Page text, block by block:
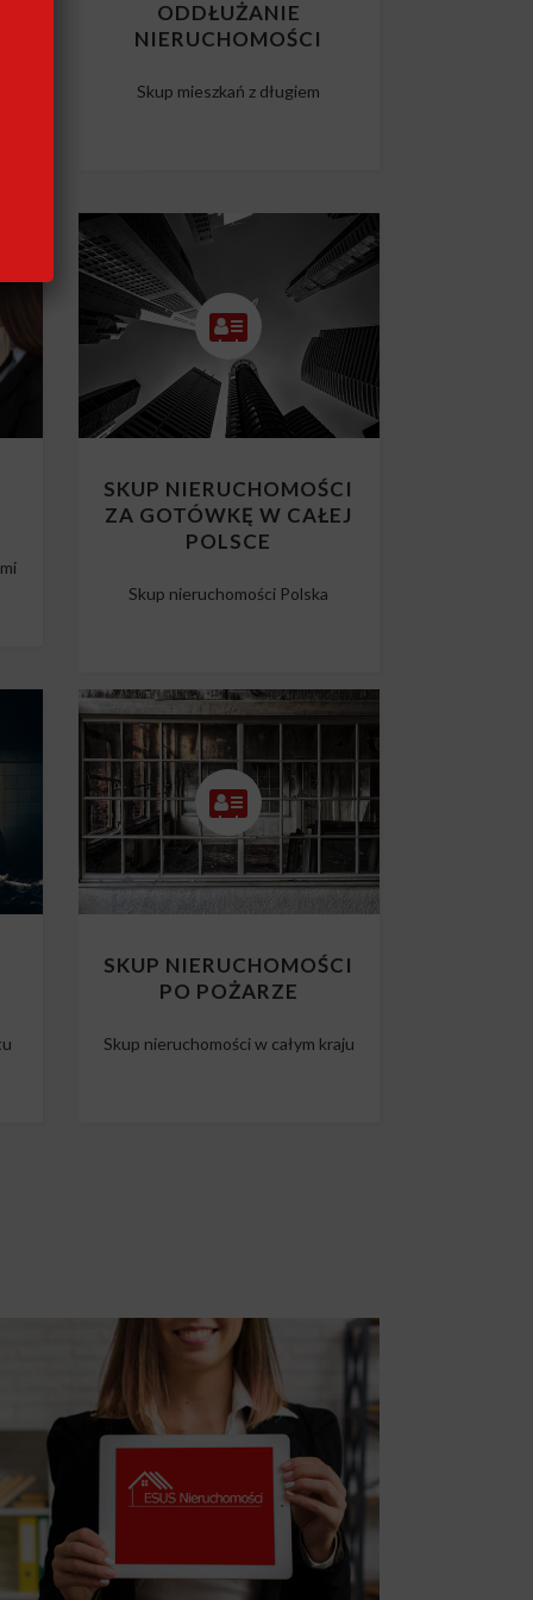
ODDŁUŻANIE
NIERUCHOMOŚCI
Skup mieszkań z długiem
SKUP NIERUCHOMOŚCI
ZA GOTÓWKĘ W CAŁEJ
POLSCE
Skup nieruchomości Polska
SKUP NIERUCHOMOŚCI
PO POŻARZE
Skup nieruchomości w całym kraju